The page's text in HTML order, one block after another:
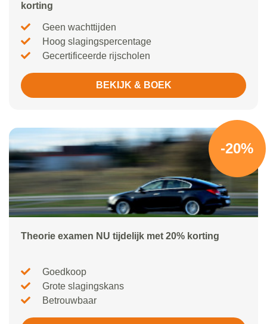
korting
Geen wachttijden
Hoog slagingspercentage
Gecertificeerde rijscholen
BEKIJK & BOEK
-20%
Theorie examen NU tijdelijk met 20% korting
Goedkoop
Grote slagingskans
Betrouwbaar